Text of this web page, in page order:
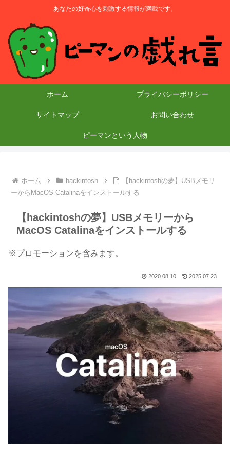
あなたの好奇心を刺激する情報が満載です。
ホーム プライバシーポリシー
サイトマップ お問い合わせ
ピーマンという人物
ホーム hackintosh
【hackintoshの夢】USBメモリ
ーからMacOS Catalinaをインストールする
【hackintoshの夢】USBメモリーから
MacOS Catalinaをインストールする
※プロモーションを含みます。
2020.08.10 2025.07.23